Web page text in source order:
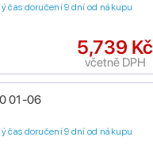
čas doručení 9 dní od nákupu
5,739 Kč
včetně DPH
01-06
čas doručení 9 dní od nákupu